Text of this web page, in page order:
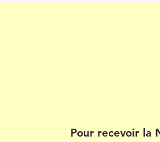
Pour recevoir la